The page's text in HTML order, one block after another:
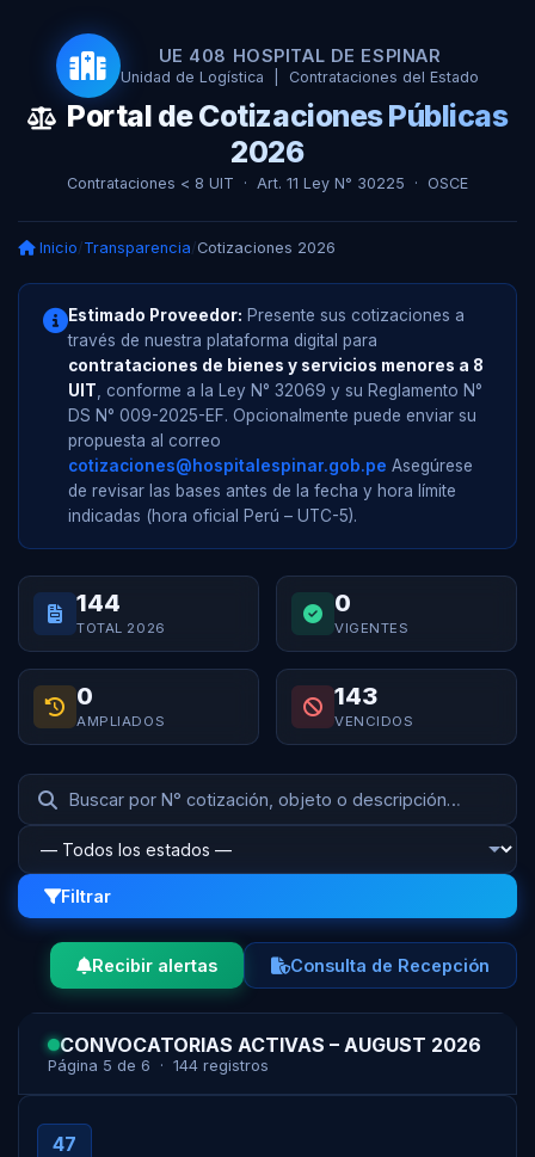
UE 408 HOSPITAL DE ESPINAR
Unidad de Logística | Contrataciones del Estado
Portal de Cotizaciones Públicas
2026
Contrataciones < 8 UIT · Art. 11 Ley N° 30225 · OSCE
Inicio/Transparencia/Cotizaciones 2026
Estimado Proveedor: Presente sus cotizaciones a
través de nuestra plataforma digital para
contrataciones de bienes y servicios menores a 8
UIT , conforme a la Ley N° 32069 y su Reglamento N°
DS N° 009-2025-EF. Opcionalmente puede enviar su
propuesta al correo
cotizaciones@hospitalespinar.gob.pe Asegúrese
de revisar las bases antes de la fecha y hora límite
indicadas (hora oficial Perú – UTC-5).
144
TOTAL 2026
0
VIGENTES
0
AMPLIADOS
143
VENCIDOS
Filtrar
Recibir alertas Consulta de Recepción
CONVOCATORIAS ACTIVAS – AUGUST 2026
Página 5 de 6 · 144 registros
47